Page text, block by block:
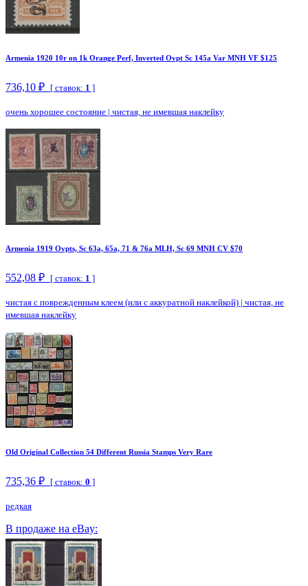
Armenia 1920 10r on 1k Orange Perf, Inverted Ovpt Sc 145a Var MNH VF $125
736,10 ₽ [ ставок: 1 ]
очень хорошее состояние | чистая, не имевшая наклейку
Armenia 1919 Ovpts, Sc 63a, 65a, 71 & 76a MLH, Sc 69 MNH CV $70
552,08 ₽ [ ставок: 1 ]
чистая с поврежденным клеем (или с аккуратной наклейкой) | чистая, не
имевшая наклейку
Old Original Collection 54 Different Russia Stamps Very Rare
735,36 ₽ [ ставок: 0 ]
редкая
В продаже на eBay: